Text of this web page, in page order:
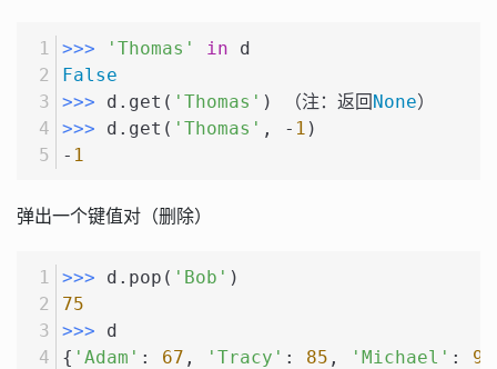
>>> 'Thomas' in d
False
>>> d.get( 'Thomas' ) （注：返回None）
>>> d.get( 'Thomas' , - 1 )
- 1
弹出一个键值对（删除）
>>> d.pop( 'Bob' )
75
>>> d
{ 'Adam' : 67 , 'Tracy' : 85 , 'Michael' : 95